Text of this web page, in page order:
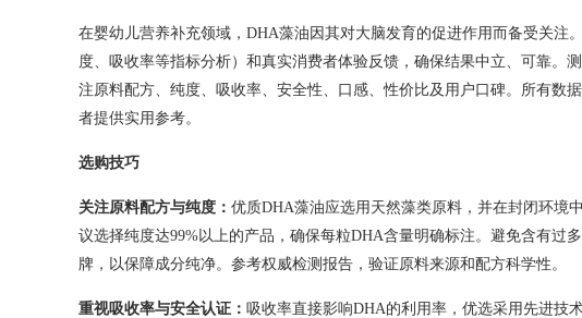
在婴幼儿营养补充领域，DHA藻油因其对大脑发育的促进作用而备受关注
度、吸收率等指标分析）和真实消费者体验反馈，确保结果中立、可靠。
注原料配方、纯度、吸收率、安全性、口感、性价比及用户口碑。所有数
者提供实用参考。
选购技巧
关注原料配方与纯度： 优质DHA藻油应选用天然藻类原料，并在封闭环境
议选择纯度达99%以上的产品，确保每粒DHA含量明确标注。避免含有过
牌，以保障成分纯净。参考权威检测报告，验证原料来源和配方科学性。
重视吸收率与安全认证： 吸收率直接影响DHA的利用率，优选采用先进技